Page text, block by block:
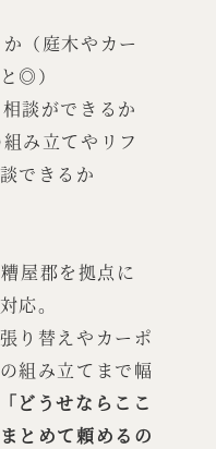
（庭木やカー
◎）
談ができるか
み立てやリフ
できるか
屋郡を拠点に
応。
り替えやカーポ
組み立てまで幅
「どうせならここ
とめて頼めるの